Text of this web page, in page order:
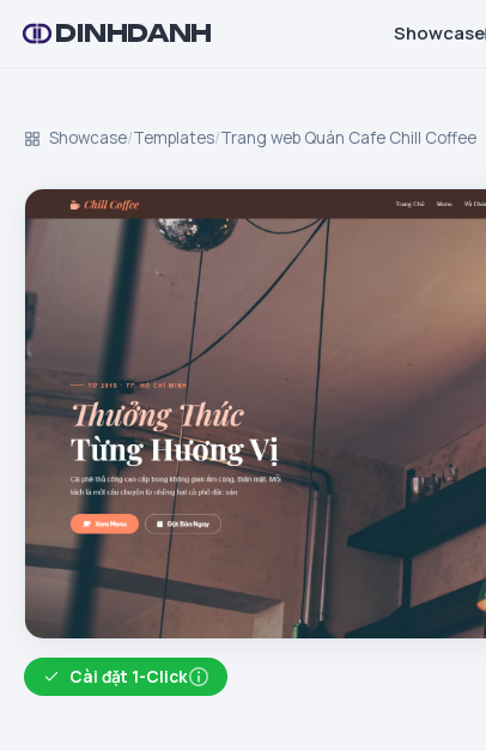
DINHDANH Showcase
Showcase/Templates/Trang web Quán Cafe Chill Coffee
Cài đặt 1-Click